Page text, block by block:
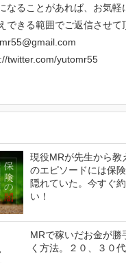
なることがあれば、お気軽
できる範囲でご返信させて
twitter.com/yutomr55
現役MRが先生から教
のエピソードには保
隠れていた。今すぐ
い！
MRで稼いだお金が勝
く方法。２０、３０